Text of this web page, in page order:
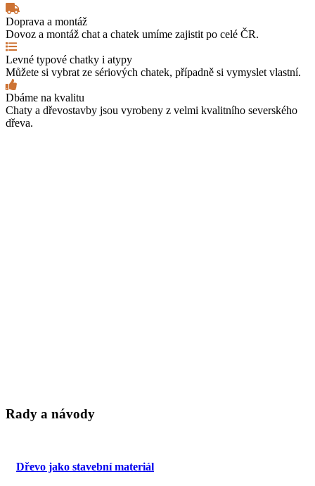
Doprava a montáž
Dovoz a montáž chat a chatek umíme zajistit po celé ČR.
Levné typové chatky i atypy
Můžete si vybrat ze sériových chatek, případně si vymyslet vlastní.
Dbáme na kvalitu
Chaty a dřevostavby jsou vyrobeny z velmi kvalitního severského
dřeva.
Rady a návody
Dřevo jako stavební materiál